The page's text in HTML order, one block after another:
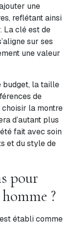
une
reflétant ainsi
La clé est de
sur ses
une valeur
budget, la taille
de
la montre
d’autant plus
fait avec soin
et du style de
pour
?
établi comme